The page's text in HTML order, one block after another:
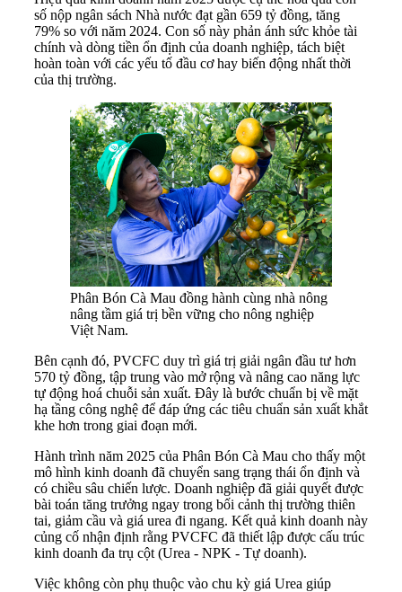
số nộp ngân sách Nhà nước đạt gần 659 tỷ đồng, tăng
79% so với năm 2024. Con số này phản ánh sức khỏe tài
chính và dòng tiền ổn định của doanh nghiệp, tách biệt
hoàn toàn với các yếu tố đầu cơ hay biến động nhất thời
của thị trường.
Phân Bón Cà Mau đồng hành cùng nhà nông
nâng tầm giá trị bền vững cho nông nghiệp
Việt Nam.
Bên cạnh đó, PVCFC duy trì giá trị giải ngân đầu tư hơn
570 tỷ đồng, tập trung vào mở rộng và nâng cao năng lực
tự động hoá chuỗi sản xuất. Đây là bước chuẩn bị về mặt
hạ tầng công nghệ để đáp ứng các tiêu chuẩn sản xuất khắt
khe hơn trong giai đoạn mới.
Hành trình năm 2025 của Phân Bón Cà Mau cho thấy một
mô hình kinh doanh đã chuyển sang trạng thái ổn định và
có chiều sâu chiến lược. Doanh nghiệp đã giải quyết được
bài toán tăng trưởng ngay trong bối cảnh thị trường thiên
tai, giảm cầu và giá urea đi ngang. Kết quả kinh doanh này
củng cố nhận định rằng PVCFC đã thiết lập được cấu trúc
kinh doanh đa trụ cột (Urea - NPK - Tự doanh).
Việc không còn phụ thuộc vào chu kỳ giá Urea giúp